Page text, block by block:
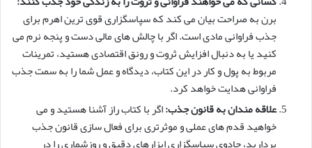
برن به صراحت بیان می کند که سپاسگزاری قوی ترین اهرم برای
جذب فراوانی مادی است. اگر با چالش های مالی دست و پنجه نرم می
کنید یا به دنبال افزایش ثروت و رونق اقتصادی هستید، تمرینات
مربوط به پول و کار در این کتاب، دیدگاه و عمل شما را به سمت جذب
فراوانی هدایت خواهد کرد.
علاقه مندان به قانون جذب:اگر با کتاب راز آشنا هستید و می
خواهید قدم های عملی و موثرتری برای فعال سازی قانون جذب